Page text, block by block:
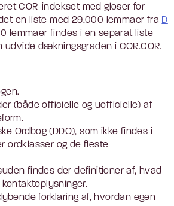
COR-indekset med gloser for
en liste med 29.000 lemmaer fra D
lemmaer findes i en separat liste
udvide dækningsgraden i COR.COR.
(både officielle og uofficielle) af
Ordbog (DDO), som ikke findes i
ordklasser og de fleste
findes der definitioner af, hvad
forklaring af, hvordan egen